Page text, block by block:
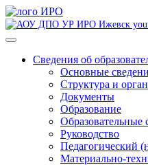
Сведения об
Основные
Структура и
Документы
Образование
Образовательные
Руководство
Педагогический
Материально-